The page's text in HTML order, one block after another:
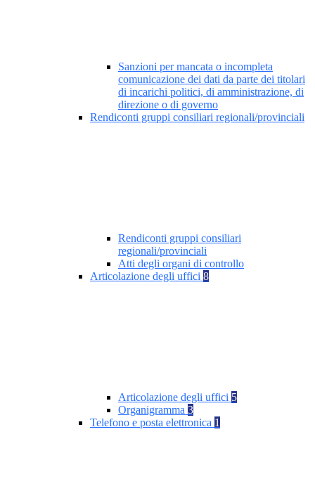
Sanzioni per mancata o incompleta
comunicazione dei dati da parte dei titolari
di incarichi politici, di amministrazione, di
direzione o di governo
Rendiconti gruppi consiliari regionali/provinciali
Rendiconti gruppi consiliari
regionali/provinciali
Atti degli organi di controllo
Articolazione degli uffici 8
Articolazione degli uffici 5
Organigramma 3
Telefono e posta elettronica 1